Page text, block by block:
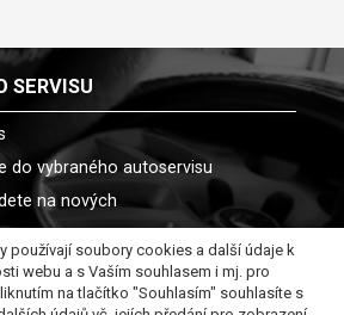
SERVISU
do vybraného autoservisu
na nových
než 30 autoservisy
používají soubory cookies a další údaje k
webu a s Vaším souhlasem i mj. pro
na tlačítko "Souhlasím" souhlasíte s